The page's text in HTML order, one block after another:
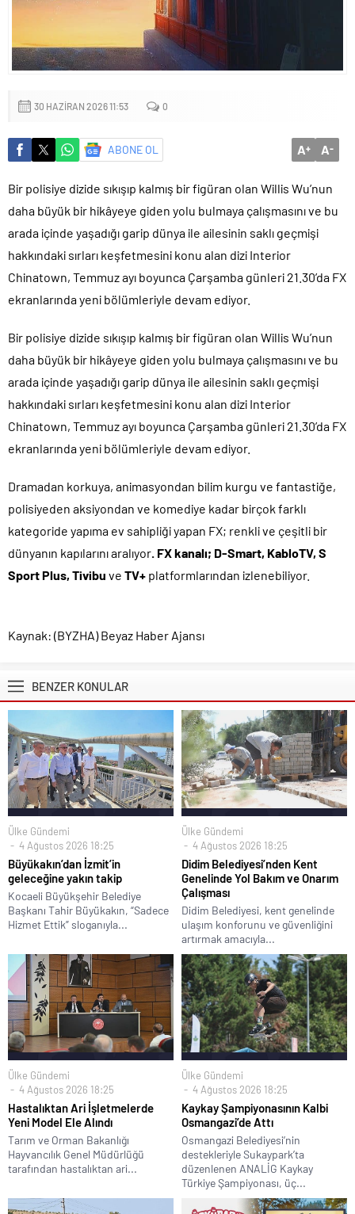
30 HAZIRAN 2026 11:53 0
ABONE OL A+ A-
Bir polisiye dizide sıkışıp kalmış bir figüran olan Willis Wu’nun
daha büyük bir hikâyeye giden yolu bulmaya çalışmasını ve bu
arada içinde yaşadığı garip dünya ile ailesinin saklı geçmişi
hakkındaki sırları keşfetmesini konu alan dizi Interior
Chinatown, Temmuz ayı boyunca Çarşamba günleri 21.30’da FX
ekranlarında yeni bölümleriyle devam ediyor.
Bir polisiye dizide sıkışıp kalmış bir figüran olan Willis Wu’nun
daha büyük bir hikâyeye giden yolu bulmaya çalışmasını ve bu
arada içinde yaşadığı garip dünya ile ailesinin saklı geçmişi
hakkındaki sırları keşfetmesini konu alan dizi Interior
Chinatown, Temmuz ayı boyunca Çarşamba günleri 21.30’da FX
ekranlarında yeni bölümleriyle devam ediyor.
Dramadan korkuya, animasyondan bilim kurgu ve fantastiğe,
polisiyeden aksiyondan ve komediye kadar birçok farklı
kategoride yapıma ev sahipliği yapan FX; renkli ve çeşitli bir
dünyanın kapılarını aralıyor . FX kanalı; D-Smart, KabloTV, S
Sport Plus, Tivibu ve TV+ platformlarından izlenebiliyor.
Kaynak: (BYZHA) Beyaz Haber Ajansı
BENZER KONULAR
Ülke Gündemi
4 Ağustos 2026 18:25
Büyükakın’dan İzmit’in
geleceğine yakın takip
Kocaeli Büyükşehir Belediye
Başkanı Tahir Büyükakın, “Sadece
Hizmet Ettik” sloganıyla...
Ülke Gündemi
4 Ağustos 2026 18:25
Didim Belediyesi’nden Kent
Genelinde Yol Bakım ve Onarım
Çalışması
Didim Belediyesi, kent genelinde
ulaşım konforunu ve güvenliğini
artırmak amacıyla...
Ülke Gündemi
4 Ağustos 2026 18:25
Hastalıktan Ari İşletmelerde
Yeni Model Ele Alındı
Tarım ve Orman Bakanlığı
Hayvancılık Genel Müdürlüğü
tarafından hastalıktan ari...
Ülke Gündemi
4 Ağustos 2026 18:25
Kaykay Şampiyonasının Kalbi
Osmangazi’de Attı
Osmangazi Belediyesi’nin
destekleriyle Sukaypark’ta
düzenlenen ANALİG Kaykay
Türkiye Şampiyonası, üç...